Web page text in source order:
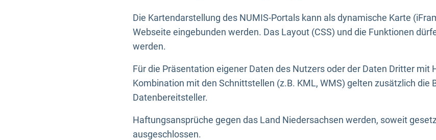
Die Kartendarstellung des NUMIS-Portals kann als dynamische Karte
Webseite eingebunden werden. Das Layout (CSS) und die Funktionen
werden.
Für die Präsentation eigener Daten des Nutzers oder der Daten Dritter mit
Kombination mit den Schnittstellen (z.B. KML, WMS) gelten zusätzlich die
Datenbereitsteller.
Haftungsansprüche gegen das Land Niedersachsen werden, soweit
ausgeschlossen.